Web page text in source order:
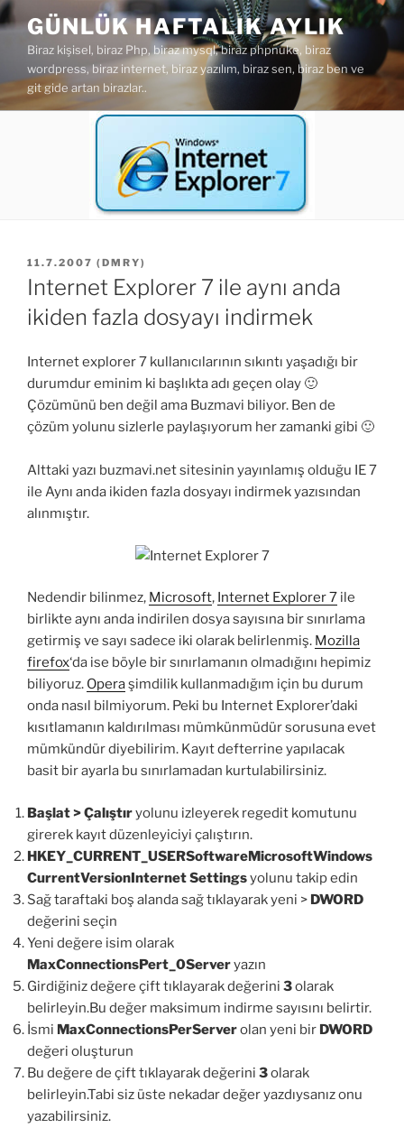
İçeriğe
geç
GÜNLÜK HAFTALIK AYLIK
Biraz kişisel, biraz Php, biraz mysql, biraz phpnuke, biraz
wordpress, biraz internet, biraz yazılım, biraz sen, biraz ben ve
git gide artan birazlar..
YAYIM
TARIHI
11.7.2007 ( DMRY)
Internet Explorer 7 ile aynı anda
ikiden fazla dosyayı indirmek
Internet explorer 7 kullanıcılarının sıkıntı yaşadığı bir
durumdur eminim ki başlıkta adı geçen olay 🙂
Çözümünü ben değil ama Buzmavi biliyor. Ben de
çözüm yolunu sizlerle paylaşıyorum her zamanki gibi 🙂
Alttaki yazı buzmavi.net sitesinin yayınlamış olduğu IE 7
ile Aynı anda ikiden fazla dosyayı indirmek yazısından
alınmıştır.
Nedendir bilinmez, Microsoft, Internet Explorer 7 ile
birlikte aynı anda indirilen dosya sayısına bir sınırlama
getirmiş ve sayı sadece iki olarak belirlenmiş. Mozilla
firefox‘da ise böyle bir sınırlamanın olmadığını hepimiz
biliyoruz. Operaşimdilik kullanmadığım için bu durum
onda nasıl bilmiyorum. Peki bu Internet Explorer’daki
kısıtlamanın kaldırılması mümkünmüdür sorusuna evet
mümkündür diyebilirim. Kayıt defterrine yapılacak
basit bir ayarla bu sınırlamadan kurtulabilirsiniz.
Başlat > Çalıştıryolunu izleyerek regedit komutunu
girerek kayıt düzenleyiciyi çalıştırın.
HKEY_CURRENT_USERSoftwareMicrosoftWindows
CurrentVersionInternet Settingsyolunu takip edin
Sağ taraftaki boş alanda sağ tıklayarak yeni > DWORD
değerini seçin
Yeni değere isim olarak
MaxConnectionsPert_0Serveryazın
Girdiğiniz değere çift tıklayarak değerini 3olarak
belirleyin.Bu değer maksimum indirme sayısını belirtir.
İsmi MaxConnectionsPerServerolan yeni bir DWORD
değeri oluşturun
Bu değere de çift tıklayarak değerini 3olarak
belirleyin.Tabi siz üste nekadar değer yazdıysanız onu
yazabilirsiniz.